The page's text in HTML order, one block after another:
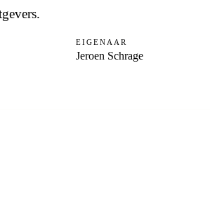
.
EIGENAAR
Jeroen Schrage